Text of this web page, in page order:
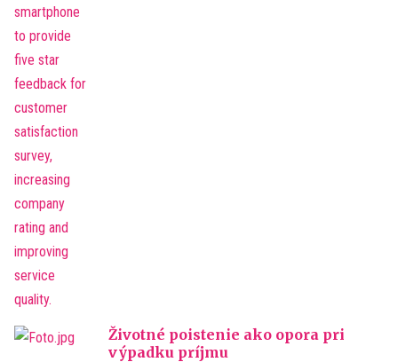
Životné poistenie ako opora pri
výpadku príjmu